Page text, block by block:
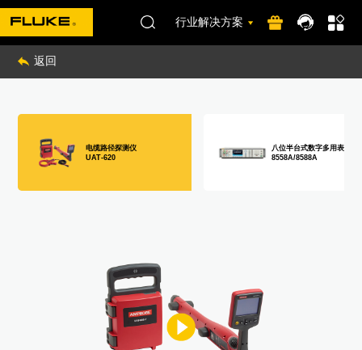
行业解决方案
返回
电缆路径探测仪
UAT-620
八位半台式数字多用表
8558A/8588A